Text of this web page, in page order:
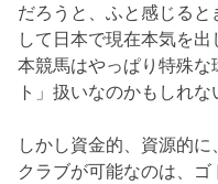
だろうと、ふと感じる
して日本で現在本気を
本競馬はやっぱり特殊
ト」扱いなのかもしれな
しかし資金的、資源的
クラブが可能なのは、ゴ